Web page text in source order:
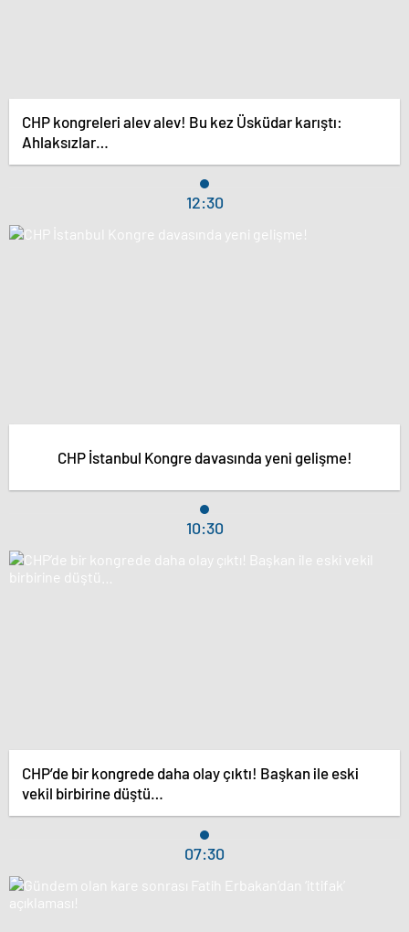
CHP kongreleri alev alev! Bu kez Üsküdar karıştı:
Ahlaksızlar…
12:30
CHP İstanbul Kongre davasında yeni gelişme!
10:30
CHP’de bir kongrede daha olay çıktı! Başkan ile eski
vekil birbirine düştü…
07:30